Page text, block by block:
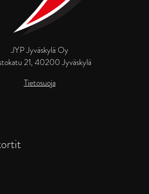
JYP Jyväskylä Oy
21, 40200 Jyväskylä
Tietosuoja